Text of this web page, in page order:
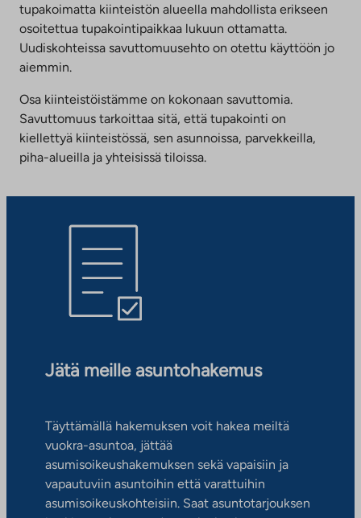
tupakoimatta kiinteistön alueella mahdollista erikseen
osoitettua tupakointipaikkaa lukuun ottamatta.
Uudiskohteissa savuttomuusehto on otettu käyttöön jo
aiemmin.
Osa kiinteistöistämme on kokonaan savuttomia.
Savuttomuus tarkoittaa sitä, että tupakointi on
kiellettyä kiinteistössä, sen asunnoissa, parvekkeilla,
piha-alueilla ja yhteisissä tiloissa.
Jätä meille asuntohakemus
Täyttämällä hakemuksen voit hakea meiltä
vuokra-asuntoa, jättää
asumisoikeushakemuksen sekä vapaisiin ja
vapautuviin asuntoihin että varattuihin
asumisoikeuskohteisiin. Saat asuntotarjouksen